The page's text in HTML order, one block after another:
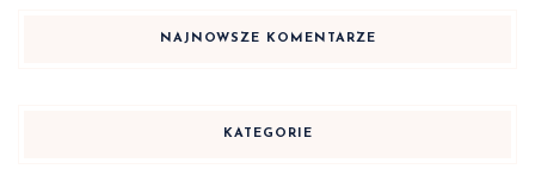
NAJNOWSZE KOMENTARZE
KATEGORIE